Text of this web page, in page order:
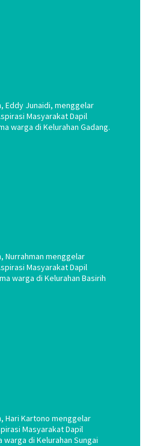
Eddy Junaidi, menggelar
Masyarakat Dapil
warga di Kelurahan Gadang.
Nurrahman menggelar
Masyarakat Dapil
warga di Kelurahan Basirih
Hari Kartono menggelar
Masyarakat Dapil
di Kelurahan Sungai